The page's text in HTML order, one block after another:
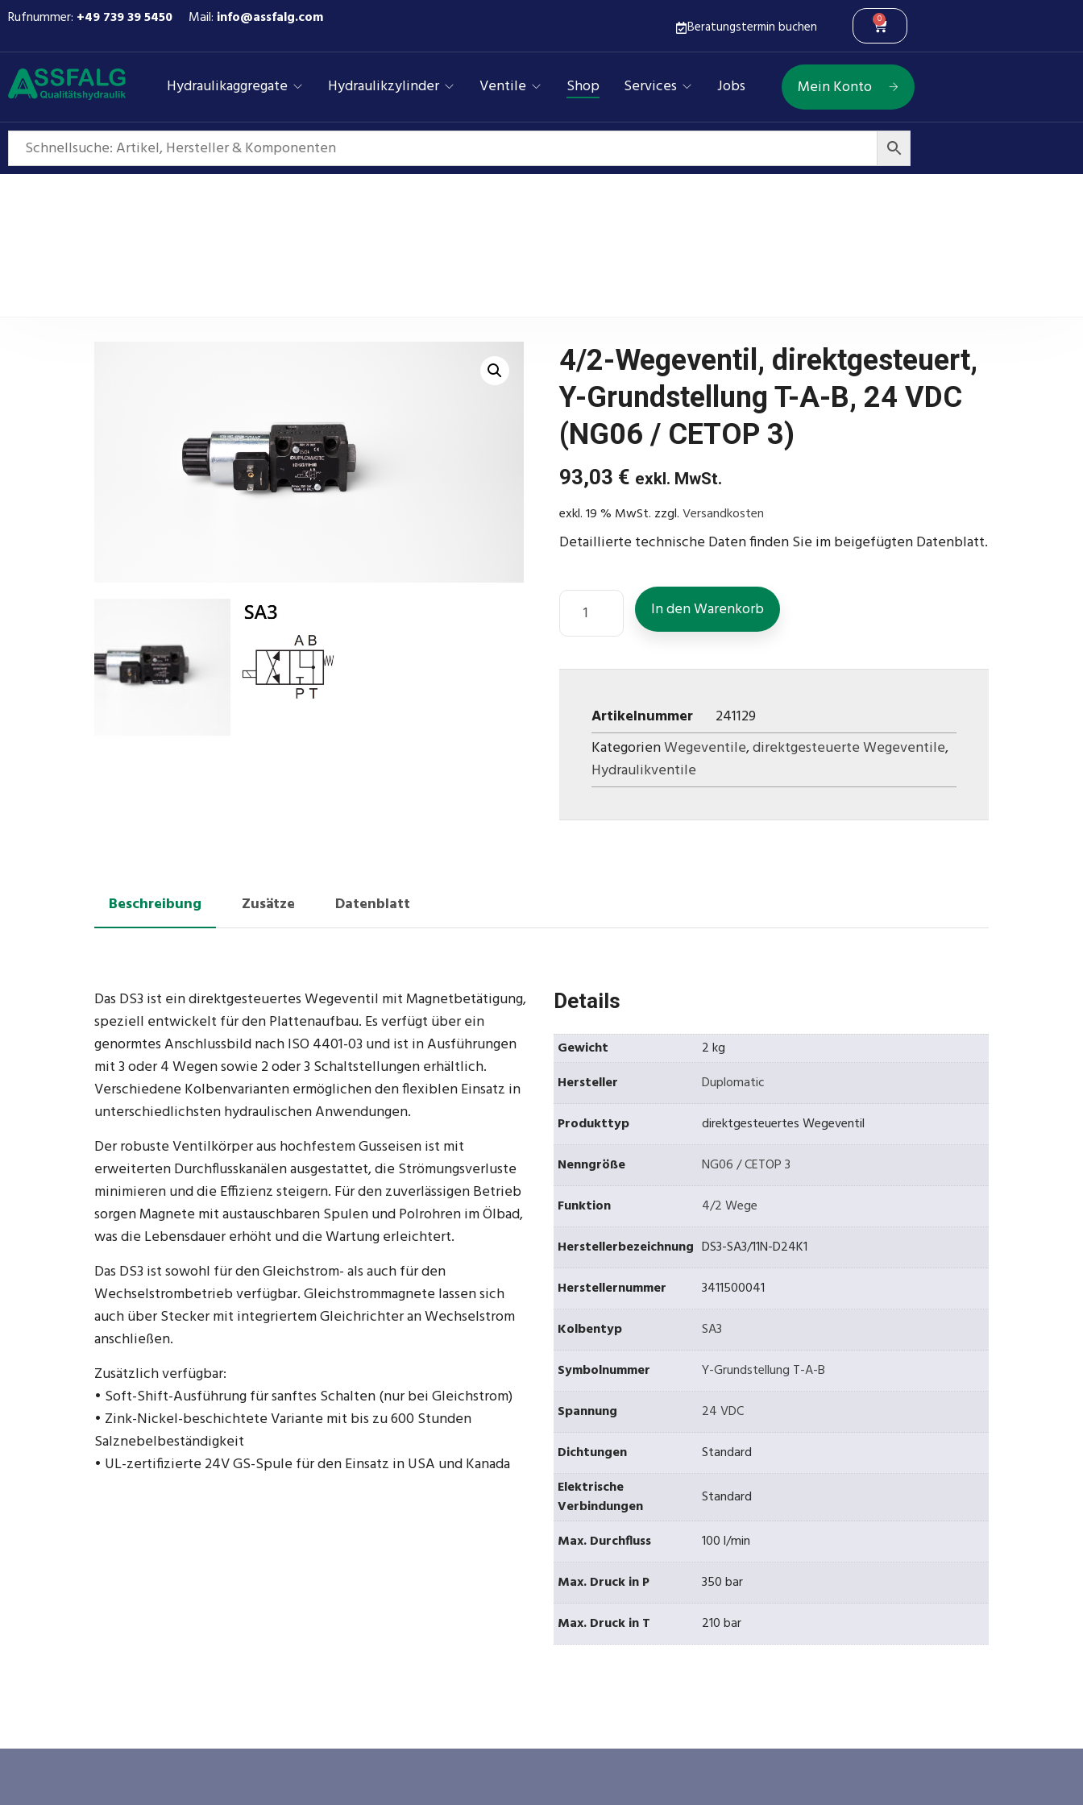
Rufnummer: +49 739 39 5450 Mail: info@assfalg.com Beratungstermin buchen 0
Hydraulikaggregate Hydraulikzylinder Ventile Shop Services Jobs Mein Konto
4/2-Wegeventil, direktgesteuert,
Y-Grundstellung T-A-B, 24 VDC
(NG06 / CETOP 3)
93,03 € exkl. MwSt.
exkl. 19 % MwSt. zzgl.Versandkosten
Detaillierte technische Daten finden Sie im beigefügten Datenblatt.
In den Warenkorb
Artikelnummer
241129
KategorienWegeventile,direktgesteuerte Wegeventile,
Hydraulikventile
Beschreibung Zusätze Datenblatt
Das DS3 ist ein direktgesteuertes Wegeventil mit Magnetbetätigung,
speziell entwickelt für den Plattenaufbau. Es verfügt über ein
genormtes Anschlussbild nach ISO 4401-03 und ist in Ausführungen
mit 3 oder 4 Wegen sowie 2 oder 3 Schaltstellungen erhältlich.
Verschiedene Kolbenvarianten ermöglichen den flexiblen Einsatz in
unterschiedlichsten hydraulischen Anwendungen.
Der robuste Ventilkörper aus hochfestem Gusseisen ist mit
erweiterten Durchflusskanälen ausgestattet, die Strömungsverluste
minimieren und die Effizienz steigern. Für den zuverlässigen Betrieb
sorgen Magnete mit austauschbaren Spulen und Polrohren im Ölbad,
was die Lebensdauer erhöht und die Wartung erleichtert.
Das DS3 ist sowohl für den Gleichstrom- als auch für den
Wechselstrombetrieb verfügbar. Gleichstrommagnete lassen sich
auch über Stecker mit integriertem Gleichrichter an Wechselstrom
anschließen.
Zusätzlich verfügbar:
• Soft-Shift-Ausführung für sanftes Schalten (nur bei Gleichstrom)
• Zink-Nickel-beschichtete Variante mit bis zu 600 Stunden
Salznebelbeständigkeit
• UL-zertifizierte 24V GS-Spule für den Einsatz in USA und Kanada
Details
Gewicht
2 kg
Hersteller
Duplomatic
Produkttyp
direktgesteuertes Wegeventil
Nenngröße
NG06 / CETOP 3
Funktion
4/2 Wege
Herstellerbezeichnung DS3-SA3/11N-D24K1
Herstellernummer
3411500041
Kolbentyp
SA3
Symbolnummer
Y-Grundstellung T-A-B
Spannung
24 VDC
Dichtungen
Standard
Elektrische
Verbindungen
Standard
Max. Durchfluss
100 l/min
Max. Druck in P
350 bar
Max. Druck in T
210 bar